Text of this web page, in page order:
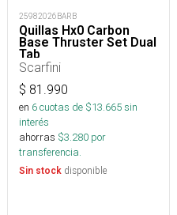
25982026BARB
Quillas Hx0 Carbon
Base Thruster Set Dual
Tab
Scarfini
$ 81.990
en 6cuotas de $13.665sin
interés
ahorras $3.280 por
transferencia.
Sin stock disponible